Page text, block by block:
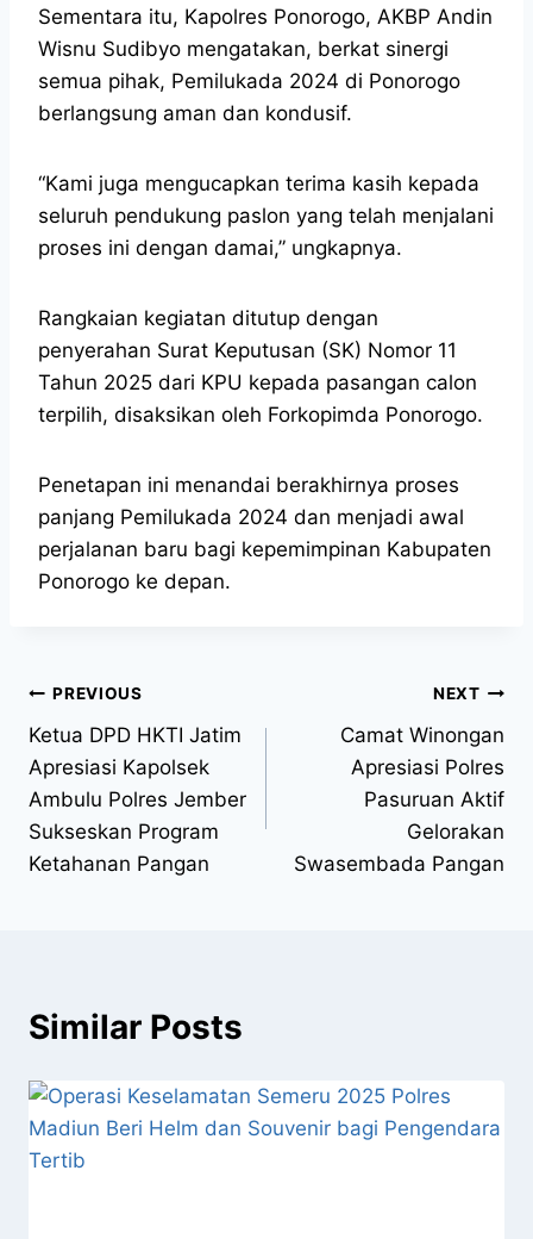
Sementara itu, Kapolres Ponorogo, AKBP Andin
Wisnu Sudibyo mengatakan, berkat sinergi
semua pihak, Pemilukada 2024 di Ponorogo
berlangsung aman dan kondusif.
“Kami juga mengucapkan terima kasih kepada
seluruh pendukung paslon yang telah menjalani
proses ini dengan damai,” ungkapnya.
Rangkaian kegiatan ditutup dengan
penyerahan Surat Keputusan (SK) Nomor 11
Tahun 2025 dari KPU kepada pasangan calon
terpilih, disaksikan oleh Forkopimda Ponorogo.
Penetapan ini menandai berakhirnya proses
panjang Pemilukada 2024 dan menjadi awal
perjalanan baru bagi kepemimpinan Kabupaten
Ponorogo ke depan.
PREVIOUS
Ketua DPD HKTI Jatim
Apresiasi Kapolsek
Ambulu Polres Jember
Sukseskan Program
Ketahanan Pangan
NEXT
Camat Winongan
Apresiasi Polres
Pasuruan Aktif
Gelorakan
Swasembada Pangan
Similar Posts